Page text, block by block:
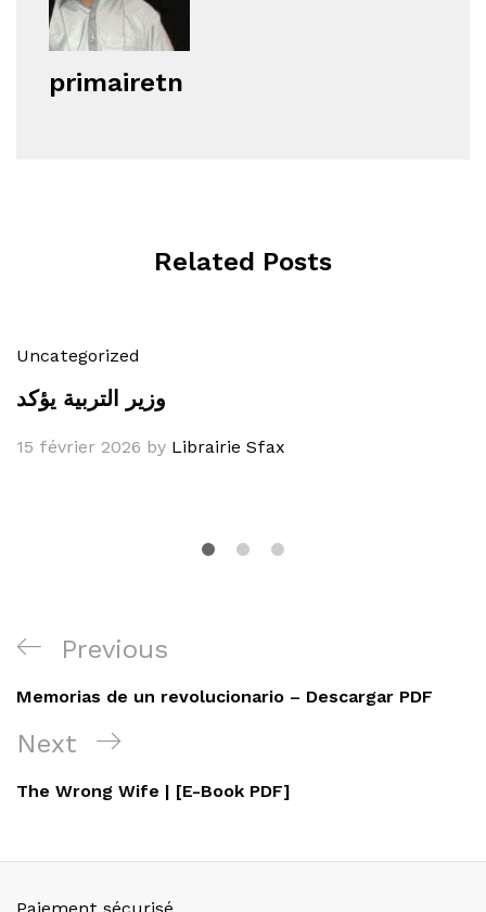
primairetn
Related Posts
Uncategorized
وزير التربية يؤكد
15 février 2026 by Librairie Sfax
Navigation
de
l’article
Previous
Post
Previous
Memorias de un revolucionario – Descargar PDF
Next
Post
Next
The Wrong Wife | [E-Book PDF]